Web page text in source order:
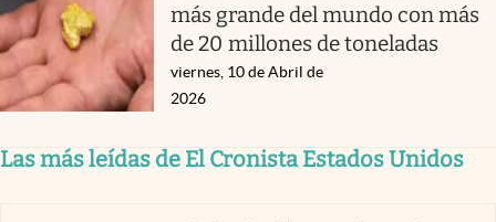
más grande del mundo con más
de 20 millones de toneladas
viernes, 10 de Abril de
2026
Las más leídas de El Cronista Estados Unidos